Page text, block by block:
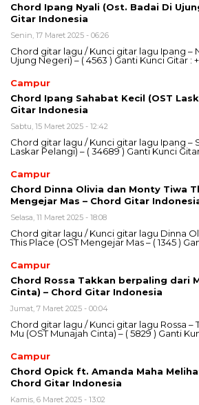
Chord Ipang Nyali (Ost. Badai Di
Gitar Indonesia
Senin, 17 Maret 2025 - 06:26
Chord gitar lagu / Kunci gitar lagu Ipang –
Ujung Negeri) – ( 4563 ) Ganti Kunci Gitar : +
Campur
Chord Ipang Sahabat Kecil (OST
Gitar Indonesia
Sabtu, 15 Maret 2025 - 12:42
Chord gitar lagu / Kunci gitar lagu Ipang –
Laskar Pelangi) – ( 34689 ) Ganti Kunci Gitar
Campur
Chord Dinna Olivia dan Monty Tiwa
Mengejar Mas – Chord Gitar
Selasa, 11 Maret 2025 - 18:08
Chord gitar lagu / Kunci gitar lagu Dinna
This Place (OST Mengejar Mas – ( 1345 )
Campur
Chord Rossa Takkan berpaling dari
Cinta) – Chord Gitar Indonesia
Jumat, 7 Maret 2025 - 00:04
Chord gitar lagu / Kunci gitar lagu Rossa
Mu (OST Munajah Cinta) – ( 5829 ) Ganti
Campur
Chord Opick ft. Amanda Maha
Chord Gitar Indonesia
Kamis, 6 Maret 2025 - 13:02